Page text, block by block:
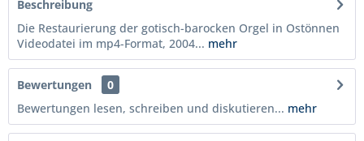
Beschreibung
Die Restaurierung der gotisch-barocken Orgel in Ostönnen
Videodatei im mp4-Format, 2004... mehr
Bewertungen
0
Bewertungen lesen, schreiben und diskutieren... mehr